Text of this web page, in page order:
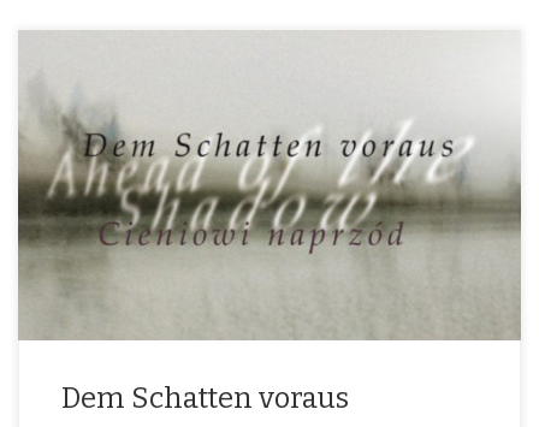
Artbridge siegen.zakopane 8. Mai – 1. Juni 2014
Dem Schatten voraus